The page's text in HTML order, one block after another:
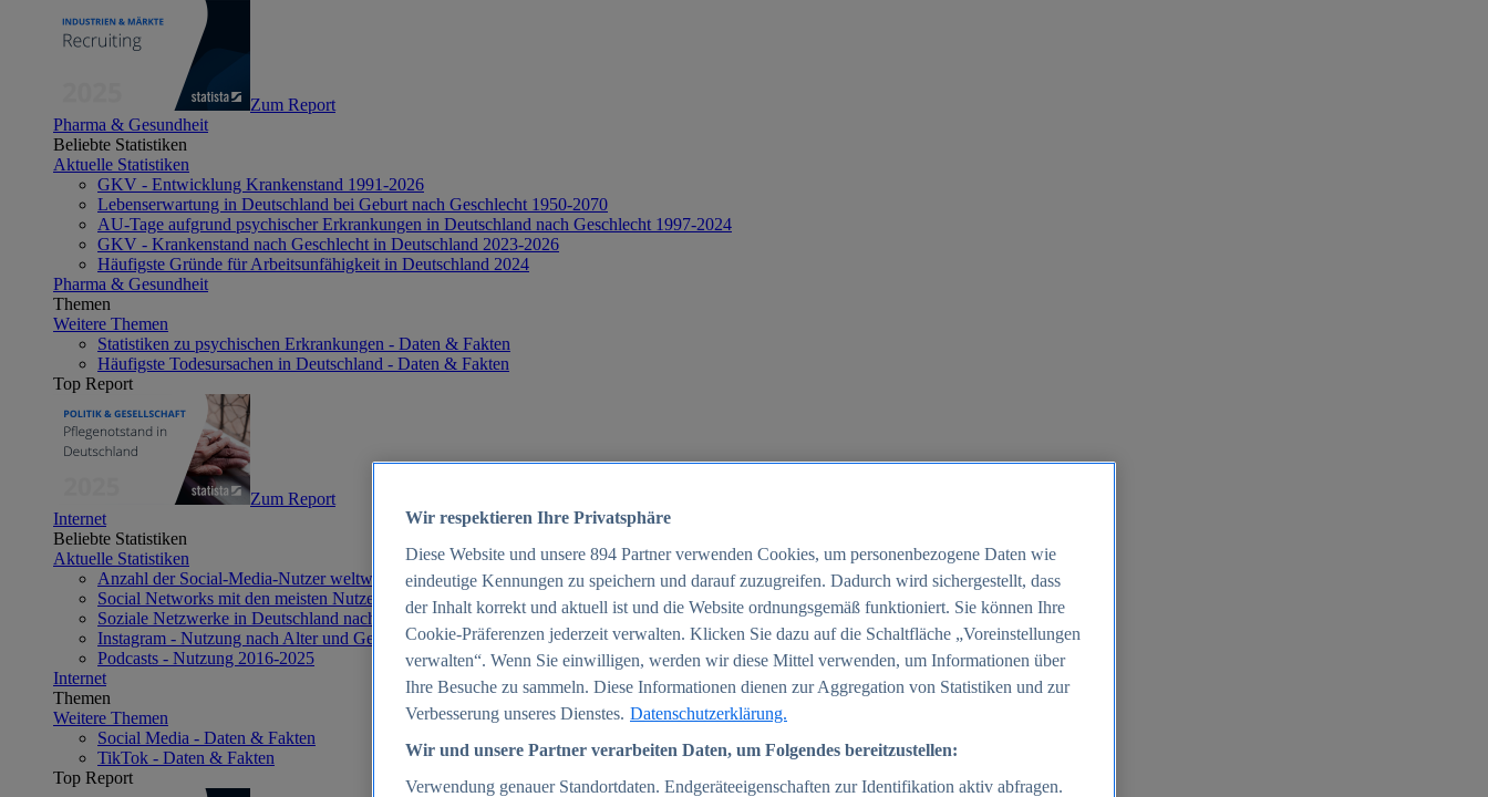
Zum Report
Pharma & Gesundheit
Beliebte Statistiken
Aktuelle Statistiken
GKV - Entwicklung Krankenstand 1991-2026
Lebenserwartung in Deutschland bei Geburt nach Geschlecht 1950-2070
AU-Tage aufgrund psychischer Erkrankungen in Deutschland nach Geschlecht 1997-2024
GKV - Krankenstand nach Geschlecht in Deutschland 2023-2026
Häufigste Gründe für Arbeitsunfähigkeit in Deutschland 2024
Pharma & Gesundheit
Themen
Weitere Themen
Statistiken zu psychischen Erkrankungen - Daten & Fakten
Häufigste Todesursachen in Deutschland - Daten & Fakten
Top Report
Zum Report
Internet
Beliebte Statistiken
Aktuelle Statistiken
Anzahl der Social-Media-Nutzer weltweit 2012-2025
Social Networks mit den meisten Nutzern weltweit 2025
Soziale Netzwerke in Deutschland nach Generationen 2025
Instagram - Nutzung nach Alter und Geschlecht in Deutschland 2025
Podcasts - Nutzung 2016-2025
Internet
Themen
Weitere Themen
Social Media - Daten & Fakten
TikTok - Daten & Fakten
Top Report
Wir respektieren Ihre Privatsphäre
Diese Website und unsere 894 Partner verwenden Cookies, um personenbezogene Daten wie
eindeutige Kennungen zu speichern und darauf zuzugreifen. Dadurch wird sichergestellt, dass
der Inhalt korrekt und aktuell ist und die Website ordnungsgemäß funktioniert. Sie können Ihre
Cookie-Präferenzen jederzeit verwalten. Klicken Sie dazu auf die Schaltfläche „Voreinstellungen
verwalten“. Wenn Sie einwilligen, werden wir diese Mittel verwenden, um Informationen über
Ihre Besuche zu sammeln. Diese Informationen dienen zur Aggregation von Statistiken und zur
Verbesserung unseres Dienstes. Datenschutzerklärung.
Wir und unsere Partner verarbeiten Daten, um Folgendes bereitzustellen:
Verwendung genauer Standortdaten. Endgeräteeigenschaften zur Identifikation aktiv abfragen.